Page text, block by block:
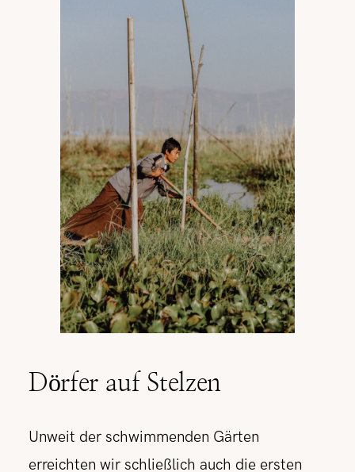
Dörfer auf Stelzen
Unweit der schwimmenden Gärten
erreichten wir schließlich auch die ersten